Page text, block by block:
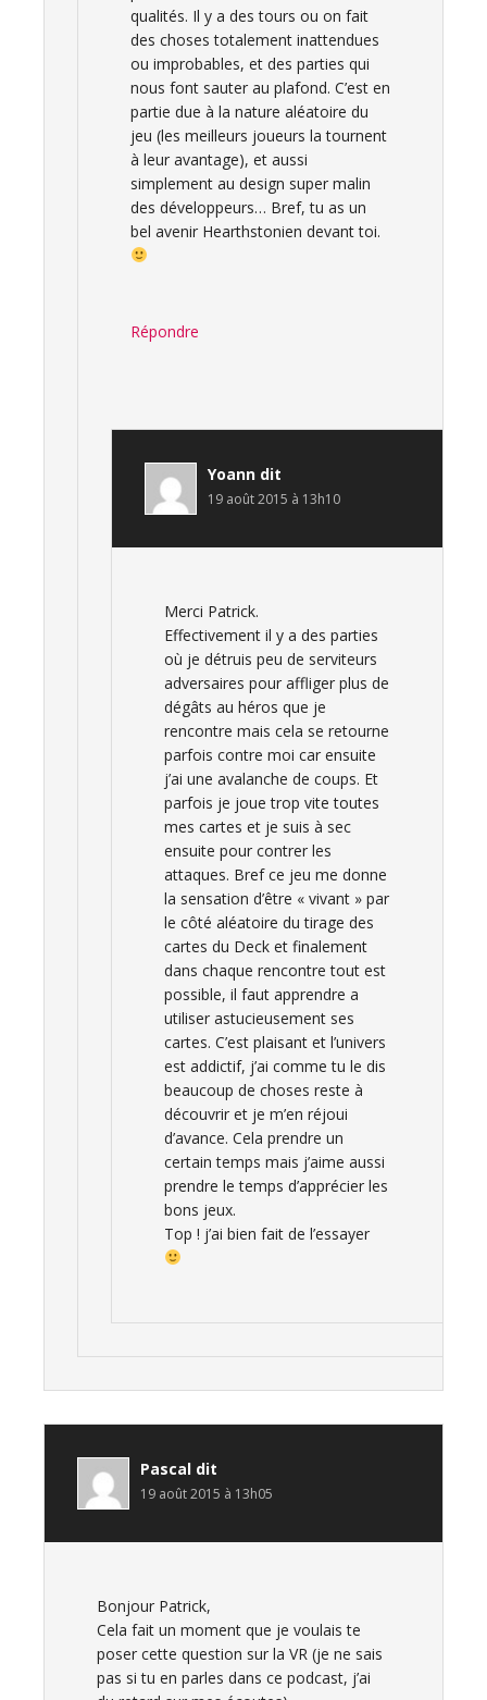
qualités. Il y a des tours ou on fait
des choses totalement inattendues
ou improbables, et des parties qui
nous font sauter au plafond. C’est en
partie due à la nature aléatoire du
jeu (les meilleurs joueurs la tournent
à leur avantage), et aussi
simplement au design super malin
des développeurs… Bref, tu as un
bel avenir Hearthstonien devant toi.
Répondre
Yoann dit
19 août 2015 à 13h10
Merci Patrick.
Effectivement il y a des parties
où je détruis peu de serviteurs
adversaires pour affliger plus de
dégâts au héros que je
rencontre mais cela se retourne
parfois contre moi car ensuite
j’ai une avalanche de coups. Et
parfois je joue trop vite toutes
mes cartes et je suis à sec
ensuite pour contrer les
attaques. Bref ce jeu me donne
la sensation d’être « vivant » par
le côté aléatoire du tirage des
cartes du Deck et finalement
dans chaque rencontre tout est
possible, il faut apprendre a
utiliser astucieusement ses
cartes. C’est plaisant et l’univers
est addictif, j’ai comme tu le dis
beaucoup de choses reste à
découvrir et je m’en réjoui
d’avance. Cela prendre un
certain temps mais j’aime aussi
prendre le temps d’apprécier les
bons jeux.
Top ! j’ai bien fait de l’essayer
Pascal dit
19 août 2015 à 13h05
Bonjour Patrick,
Cela fait un moment que je voulais te
poser cette question sur la VR (je ne sais
pas si tu en parles dans ce podcast, j’ai